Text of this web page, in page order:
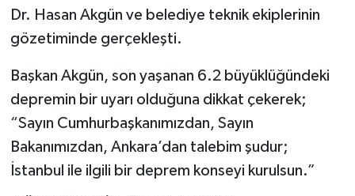
Dr. Hasan Akgün ve belediye teknik ekiplerinin
gözetiminde gerçekleşti.
Başkan Akgün, son yaşanan 6.2 büyüklüğündeki
depremin bir uyarı olduğuna dikkat çekerek;
“Sayın Cumhurbaşkanımızdan, Sayın
Bakanımızdan, Ankara’dan talebim şudur;
İstanbul ile ilgili bir deprem konseyi kurulsun.”